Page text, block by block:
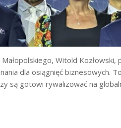
Witold Kozłowski,
dla osiągnięć biznesowych.
są gotowi rywalizować na